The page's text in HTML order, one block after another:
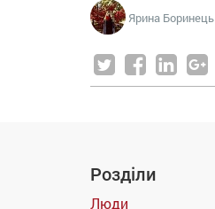
Ярина Боринець
Розділи
Люди